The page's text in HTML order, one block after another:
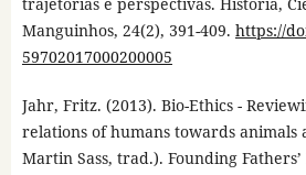
Manguinhos, 24(2), 391-409. https://
59702017000200005
Jahr, Fritz. (2013). Bio-Ethics -
relations of humans towards animals
Martin Sass, trad.). Founding Fathers’